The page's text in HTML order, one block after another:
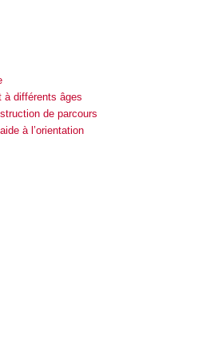
à différents âges
de parcours
à l’orientation